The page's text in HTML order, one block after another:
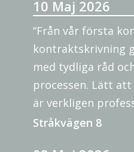
10 Maj 2026
“Från vår första
kontraktskrivning
med tydliga råd
processen. Lätt
är verkligen
Stråkvägen 8